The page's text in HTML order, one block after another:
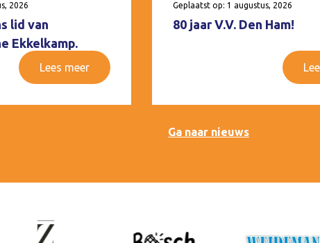
2026
lid van
Ekkelkamp.
Lees meer
Geplaatst op: 1 augustus, 2026
80 jaar V.V. Den Ham!
Ga naar nieuws